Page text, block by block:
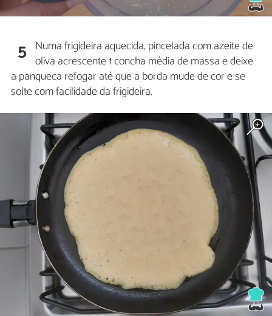
5 Numa frigideira aquecida, pincelada com azeite de
oliva acrescente 1 concha média de massa e deixe
a panqueca refogar até que a borda mude de cor e se
solte com facilidade da frigideira.